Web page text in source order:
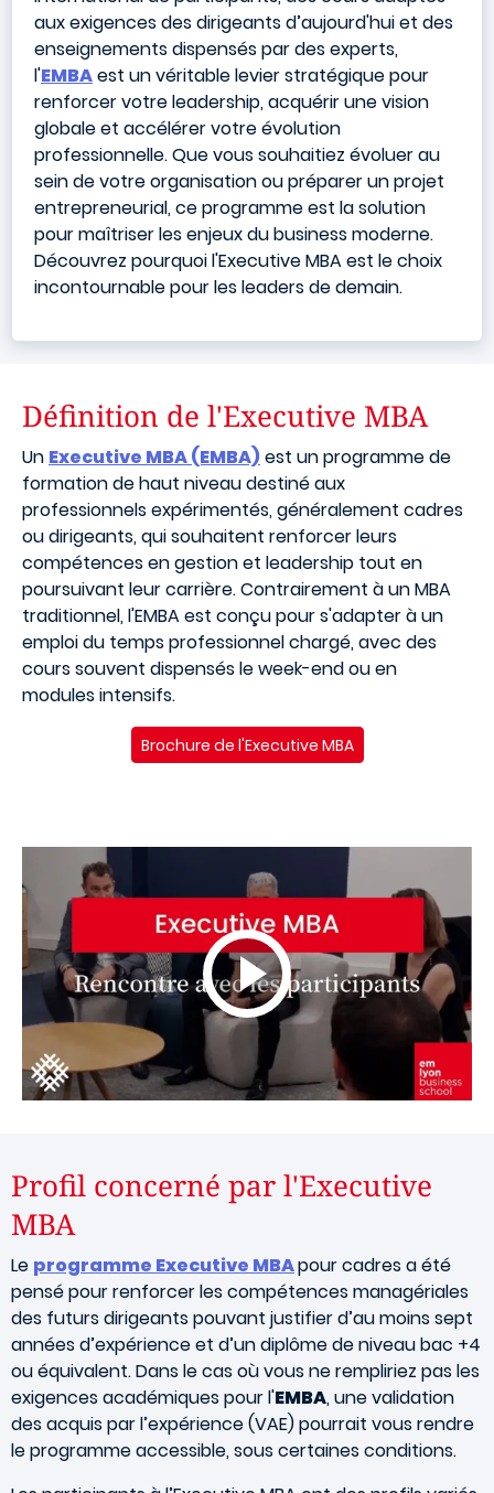
aux exigences des dirigeants d’aujourd'hui et des
enseignements dispensés par des experts,
l'EMBAest un véritable levier stratégique pour
renforcer votre leadership, acquérir une vision
globale et accélérer votre évolution
professionnelle. Que vous souhaitiez évoluer au
sein de votre organisation ou préparer un projet
entrepreneurial, ce programme est la solution
pour maîtriser les enjeux du business moderne.
Découvrez pourquoi l'Executive MBA est le choix
incontournable pour les leaders de demain.
Définition de l'Executive MBA
Un Executive MBA (EMBA)est un programme de
formation de haut niveau destiné aux
professionnels expérimentés, généralement cadres
ou dirigeants, qui souhaitent renforcer leurs
compétences en gestion et leadership tout en
poursuivant leur carrière. Contrairement à un MBA
traditionnel, l'EMBA est conçu pour s'adapter à un
emploi du temps professionnel chargé, avec des
cours souvent dispensés le week-end ou en
modules intensifs.
Brochure de l'Executive MBA
Profil concerné par l'Executive
MBA
Le programme Executive MBApour cadres a été
pensé pour renforcer les compétences managériales
des futurs dirigeants pouvant justifier d’au moins sept
années d’expérience et d’un diplôme de niveau bac +4
ou équivalent. Dans le cas où vous ne rempliriez pas les
exigences académiques pour l'EMBA, une validation
des acquis par l’expérience (VAE) pourrait vous rendre
le programme accessible, sous certaines conditions.